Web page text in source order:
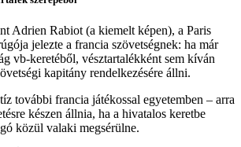
Adrien Rabiot (a kiemelt képen), a Paris
jelezte a francia szövetségnek: ha már
vb-keretéből, vésztartalékként sem kíván
kapitány rendelkezésére állni.
további francia játékossal egyetemben – arra
készen állnia, ha a hivatalos keretbe
közül valaki megsérülne.